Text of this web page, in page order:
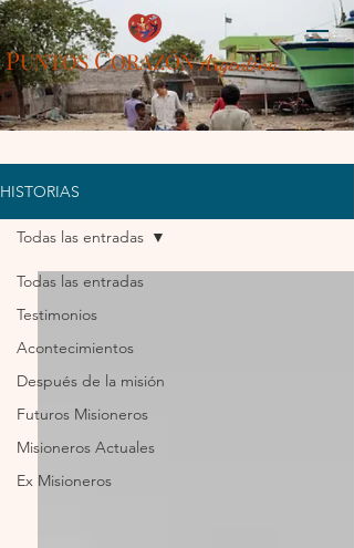
PUNTOSCORAZÓNArgentina
HISTORIAS
Todas las entradas
Testimonios
Acontecimientos
Después de la misión
Futuros Misioneros
Misioneros Actuales
Ex Misioneros
Todas las entradas